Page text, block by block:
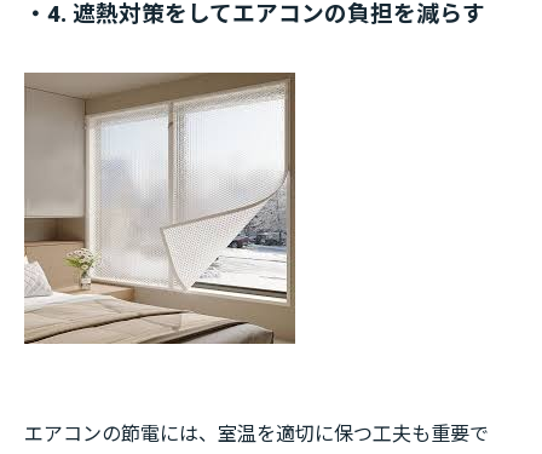
・4. 遮熱対策をしてエアコンの負担を減らす
エアコンの節電には、室温を適切に保つ工夫も重要で